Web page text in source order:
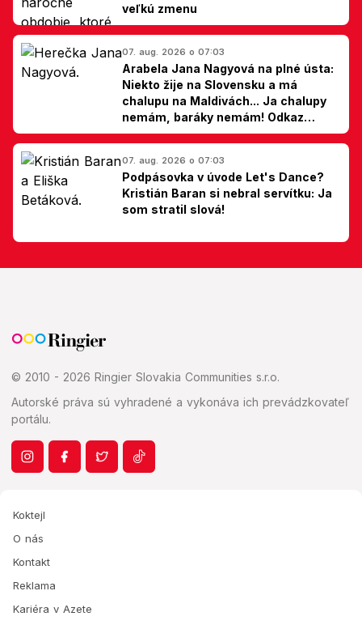
veľkú zmenu
07. aug. 2026 o 07:03
Arabela Jana Nagyová na plné ústa:
Niekto žije na Slovensku a má
chalupu na Maldivách... Ja chalupy
nemám, baráky nemám! Odkaz
Slovákom
07. aug. 2026 o 07:03
Podpásovka v úvode Let's Dance?
Kristián Baran si nebral servítku: Ja
som stratil slová!
© 2010 - 2026 Ringier Slovakia Communities s.r.o.
Autorské práva sú vyhradené a vykonáva ich prevádzkovateľ
portálu.
Koktejl
O nás
Kontakt
Reklama
Kariéra v Azete